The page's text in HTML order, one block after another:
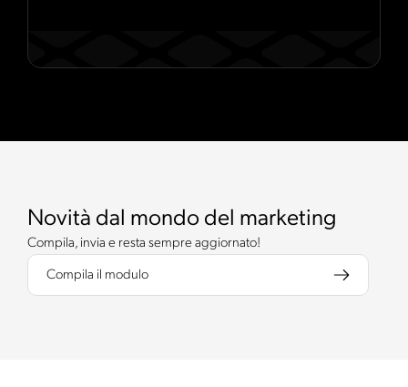
Novità dal mondo del marketing
Compila, invia e resta sempre aggiornato!
Compila il modulo